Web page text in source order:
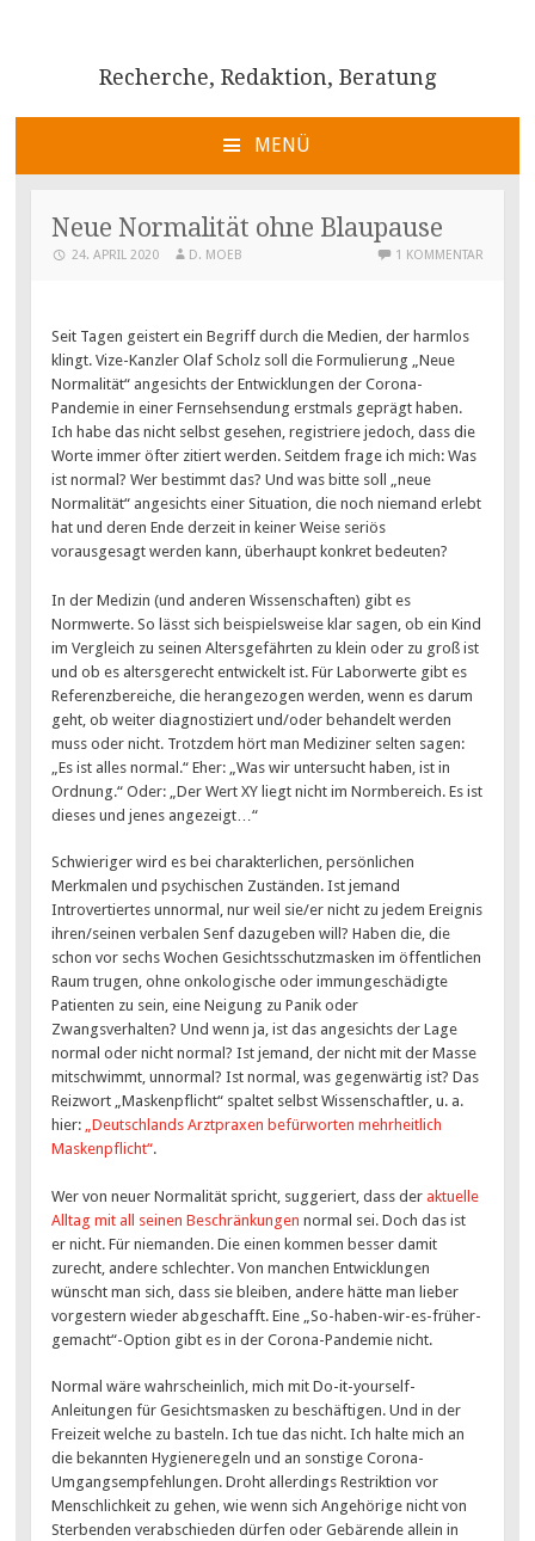
Recherche, Redaktion, Beratung
MENÜ
ZUM
SPRINGEN
Neue Normalität ohne Blaupause
24. APRIL 2020 D. MOEB 1 KOMMENTAR
Seit Tagen geistert ein Begriff durch die Medien, der harmlos
klingt. Vize-Kanzler Olaf Scholz soll die Formulierung „Neue
Normalität“ angesichts der Entwicklungen der Corona-
Pandemie in einer Fernsehsendung erstmals geprägt haben.
Ich habe das nicht selbst gesehen, registriere jedoch, dass die
Worte immer öfter zitiert werden. Seitdem frage ich mich: Was
ist normal? Wer bestimmt das? Und was bitte soll „neue
Normalität“ angesichts einer Situation, die noch niemand erlebt
hat und deren Ende derzeit in keiner Weise seriös
vorausgesagt werden kann, überhaupt konkret bedeuten?
In der Medizin (und anderen Wissenschaften) gibt es
Normwerte. So lässt sich beispielsweise klar sagen, ob ein Kind
im Vergleich zu seinen Altersgefährten zu klein oder zu groß ist
und ob es altersgerecht entwickelt ist. Für Laborwerte gibt es
Referenzbereiche, die herangezogen werden, wenn es darum
geht, ob weiter diagnostiziert und/oder behandelt werden
muss oder nicht. Trotzdem hört man Mediziner selten sagen:
„Es ist alles normal.“ Eher: „Was wir untersucht haben, ist in
Ordnung.“ Oder: „Der Wert XY liegt nicht im Normbereich. Es ist
dieses und jenes angezeigt…“
Schwieriger wird es bei charakterlichen, persönlichen
Merkmalen und psychischen Zuständen. Ist jemand
Introvertiertes unnormal, nur weil sie/er nicht zu jedem Ereignis
ihren/seinen verbalen Senf dazugeben will? Haben die, die
schon vor sechs Wochen Gesichtsschutzmasken im öffentlichen
Raum trugen, ohne onkologische oder immungeschädigte
Patienten zu sein, eine Neigung zu Panik oder
Zwangsverhalten? Und wenn ja, ist das angesichts der Lage
normal oder nicht normal? Ist jemand, der nicht mit der Masse
mitschwimmt, unnormal? Ist normal, was gegenwärtig ist? Das
Reizwort „Maskenpflicht“ spaltet selbst Wissenschaftler, u. a.
hier: „Deutschlands Arztpraxen befürworten mehrheitlich
Maskenpflicht“.
Wer von neuer Normalität spricht, suggeriert, dass deraktuelle
Alltag mit all seinen Beschränkungen normal sei. Doch das ist
er nicht. Für niemanden. Die einen kommen besser damit
zurecht, andere schlechter. Von manchen Entwicklungen
wünscht man sich, dass sie bleiben, andere hätte man lieber
vorgestern wieder abgeschafft. Eine „So-haben-wir-es-früher-
gemacht“-Option gibt es in der Corona-Pandemie nicht.
Normal wäre wahrscheinlich, mich mit Do-it-yourself-
Anleitungen für Gesichtsmasken zu beschäftigen. Und in der
Freizeit welche zu basteln. Ich tue das nicht. Ich halte mich an
die bekannten Hygieneregeln und an sonstige Corona-
Umgangsempfehlungen. Droht allerdings Restriktion vor
Menschlichkeit zu gehen, wie wenn sich Angehörige nicht von
Sterbenden verabschieden dürfen oder Gebärende allein in